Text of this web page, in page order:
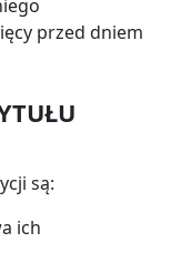
przed dniem
są:
ich